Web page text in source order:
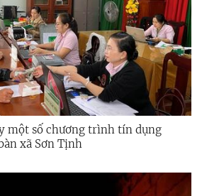
một số chương trình tín dụng
xã Sơn Tịnh